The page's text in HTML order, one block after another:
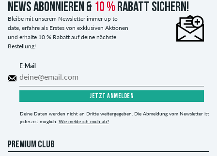
News abonnieren & 10 % Rabatt sichern!
Bleibe mit unserem Newsletter immer up to
date, erfahre als Erstes von exklusiven Aktionen
und erhalte 10 % Rabatt auf deine nächste
Bestellung!
E-Mail
JETZT ANMELDEN
Deine Daten werden nicht an Dritte weitergegeben. Die Abmeldung vom Newsletter ist
jederzeit möglich. Wie melde ich mich ab?
PREMIUM CLUB